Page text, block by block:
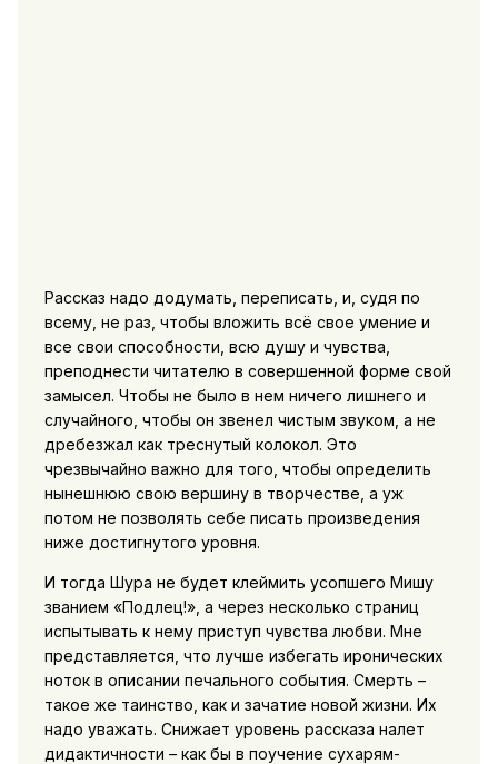
Рассказ надо додумать, переписать, и, судя по
всему, не раз, чтобы вложить всё свое умение и
все свои способности, всю душу и чувства,
преподнести читателю в совершенной форме свой
замысел. Чтобы не было в нем ничего лишнего и
случайного, чтобы он звенел чистым звуком, а не
дребезжал как треснутый колокол. Это
чрезвычайно важно для того, чтобы определить
нынешнюю свою вершину в творчестве, а уж
потом не позволять себе писать произведения
ниже достигнутого уровня.
И тогда Шура не будет клеймить усопшего Мишу
званием «Подлец!», а через несколько страниц
испытывать к нему приступ чувства любви. Мне
представляется, что лучше избегать иронических
ноток в описании печального события. Смерть –
такое же таинство, как и зачатие новой жизни. Их
надо уважать. Снижает уровень рассказа налет
дидактичности – как бы в поучение сухарям-